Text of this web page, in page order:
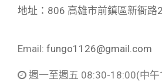
地址：806 高雄市前鎮區新衙路
Email: fungo1126@gmail.com
週一至週五 08:30-18:00(中